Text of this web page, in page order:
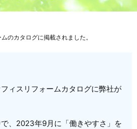
のカタログに掲載されました。
ィスリフォームカタログに弊社が
、2023年9月に「働きやすさ」を